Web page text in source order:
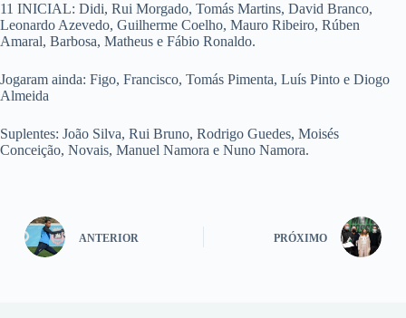
11 INICIAL: Didi, Rui Morgado, Tomás Martins, David Branco,
Leonardo Azevedo, Guilherme Coelho, Mauro Ribeiro, Rúben
Amaral, Barbosa, Matheus e Fábio Ronaldo.
Jogaram ainda: Figo, Francisco, Tomás Pimenta, Luís Pinto e Diogo
Almeida
Suplentes: João Silva, Rui Bruno, Rodrigo Guedes, Moisés
Conceição, Novais, Manuel Namora e Nuno Namora.
ANTERIOR PRÓXIMO